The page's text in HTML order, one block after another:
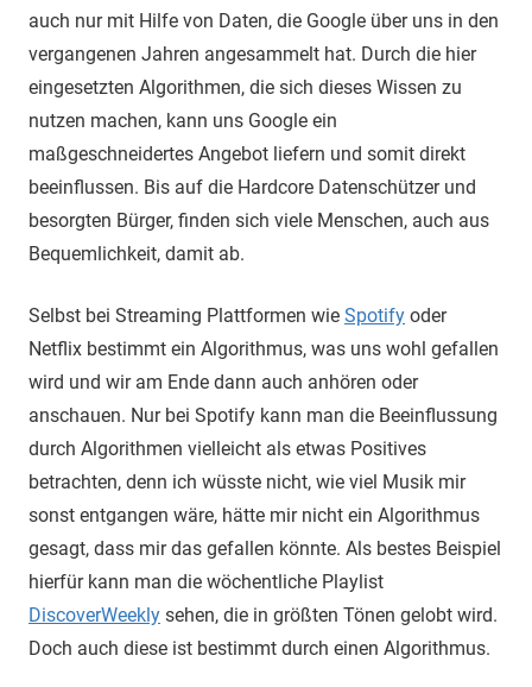
auch nur mit Hilfe von Daten, die Google über uns in den
vergangenen Jahren angesammelt hat. Durch die hier
eingesetzten Algorithmen, die sich dieses Wissen zu
nutzen machen, kann uns Google ein
maßgeschneidertes Angebot liefern und somit direkt
beeinflussen. Bis auf die Hardcore Datenschützer und
besorgten Bürger, finden sich viele Menschen, auch aus
Bequemlichkeit, damit ab.
Selbst bei Streaming Plattformen wie Spotify oder
Netflix bestimmt ein Algorithmus, was uns wohl gefallen
wird und wir am Ende dann auch anhören oder
anschauen. Nur bei Spotify kann man die Beeinflussung
durch Algorithmen vielleicht als etwas Positives
betrachten, denn ich wüsste nicht, wie viel Musik mir
sonst entgangen wäre, hätte mir nicht ein Algorithmus
gesagt, dass mir das gefallen könnte. Als bestes Beispiel
hierfür kann man die wöchentliche Playlist
DiscoverWeekly sehen, die in größten Tönen gelobt wird.
Doch auch diese ist bestimmt durch einen Algorithmus.